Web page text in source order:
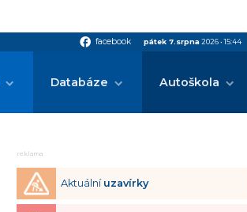
facebook facebook pátek 7.srpna 2026•15:44
Databáze Autoškola
reklama
Aktuální uzavírky